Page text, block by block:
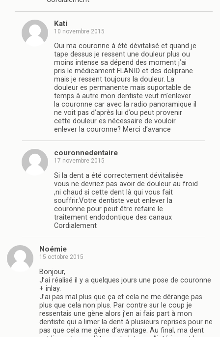
Kati
10 novembre 2015
Oui ma couronne à été dévitalisé et quand je
tape dessus je ressent une douleur plus ou
moins intense sa dépend des moment j’ai
pris le médicament FLANID et des doliprane
mais je ressent toujours la douleur. La
douleur es permanente mais suportable de
temps à autre mon dentiste veut m’enlever
la couronne car avec la radio panoramique il
ne voit pas d’après lui d’ou peut provenir
cette douleur es nécessaire de vouloir
enlever la couronne? Merci d’avance
couronnedentaire
17 novembre 2015
Si la dent a été correctement dévitalisée
vous ne devriez pas avoir de douleur au froid
,ni chaud si cette dent là qui vous fait
souffrir.Votre dentiste veut enlever la
couronne pour peut être refaire le
traitement endodontique des canaux
Cordialement
Noémie
15 octobre 2015
Bonjour,
J’ai réalisé il y a quelques jours une pose de couronne
+ inlay.
J’ai pas mal plus que ça et cela ne me dérange pas
plus que cela non plus. Par contre sur le coup je
ressentais une gène alors j’en ai fais part à mon
dentiste qui a limer la dent à plusieurs reprises pour ne
pas que cela me gène d’avantage. Au final, ma dent